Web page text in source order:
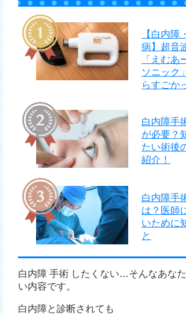
【白内障
病】超音
「えむあ
ソニック
らすごか
白内障手
が必要？
たい術後
紹介！
白内障手
は？医師
いために
と
白内障 手術 したくない…そんなあな
い内容です。
白内障と診断されても